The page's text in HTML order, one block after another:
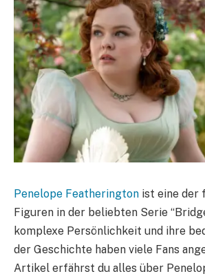
Penelope Featherington ist eine der
Figuren in der beliebten Serie
komplexe Persönlichkeit und ihre
der Geschichte haben viele Fans
Artikel erfährst du alles über